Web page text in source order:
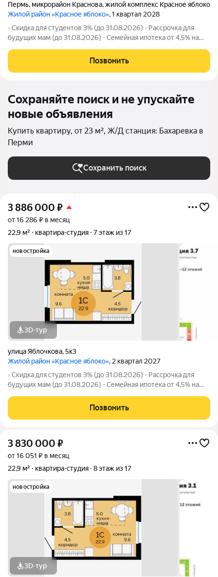
Пермь, микрорайон Краснова,жилой комплекс Красное яблоко
Жилой район «Красное яблоко», 1 квартал 2028
- Скидка для студентов 3% (до 31.08.2026) - Рассрочка для
будущих мам (до 31.08.2026) - Семейная ипотека от 4,5% на
31.08.2026) - Скидка до 3% за каждого ребёнка (до 31.08.2026)
- Материнский
Позвонить
Сохраняйте поиск и не упускайте
новые объявления
Купить квартиру, от 23 м², Ж/Д станция: Бахаревка в
Перми
Сохранить поиск
3 886 000 ₽
от 16 286 ₽ в месяц
22,9 м²
квартира-студия 7 этаж из 17
новостройка
3D-тур
улица Яблочкова,5к3
Жилой район «Красное яблоко», 2 квартал 2027
- Скидка для студентов 3% (до 31.08.2026) - Рассрочка для
будущих мам (до 31.08.2026) - Семейная ипотека от 4,5% на
31.08.2026) - Скидка до 3% за каждого ребёнка (до 31.08.2026)
- Материнский
Позвонить
3 830 000 ₽
от 16 051 ₽ в месяц
22,9 м²
квартира-студия 8 этаж из 17
новостройка
3D-тур